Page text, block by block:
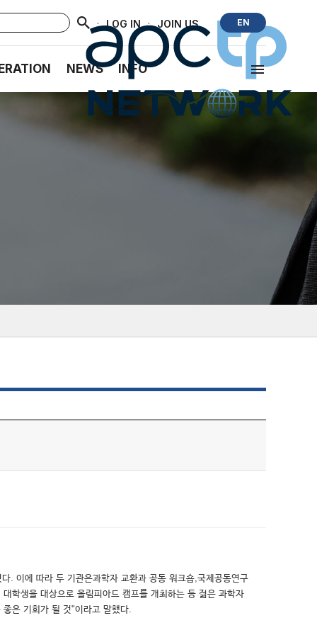
· LOG IN · JOIN US EN
NEWS INFO
. 이에 따라 두 기관은과학자 교환과 공동 워크숍,국제공동연구
학생을 대상으로 올림피아드 캠프를 개최하는 등 젊은 과학자
은 기회가 될 것"이라고 말했다.